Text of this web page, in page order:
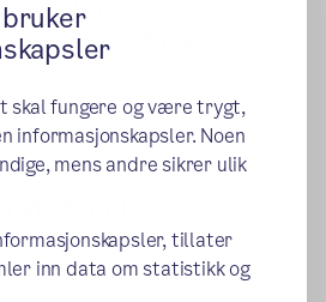
skal fungere og være trygt,
informasjonskapsler. Noen
mens andre sikrer ulik
tillater
inn data om statistikk og
lokaler på Edvard
Munch
(ekstern lenke)